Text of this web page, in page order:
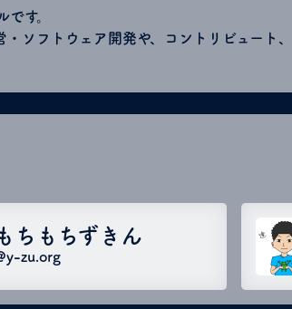
す。
ソフトウェア開発や、コントリビュート
ちもちずきん
zu.org